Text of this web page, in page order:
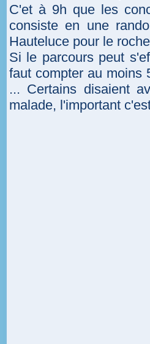
C'et à 9h que les
consiste en une
Hauteluce pour le
Si le parcours peut
faut compter au moins
... Certains disaient
malade, l'important